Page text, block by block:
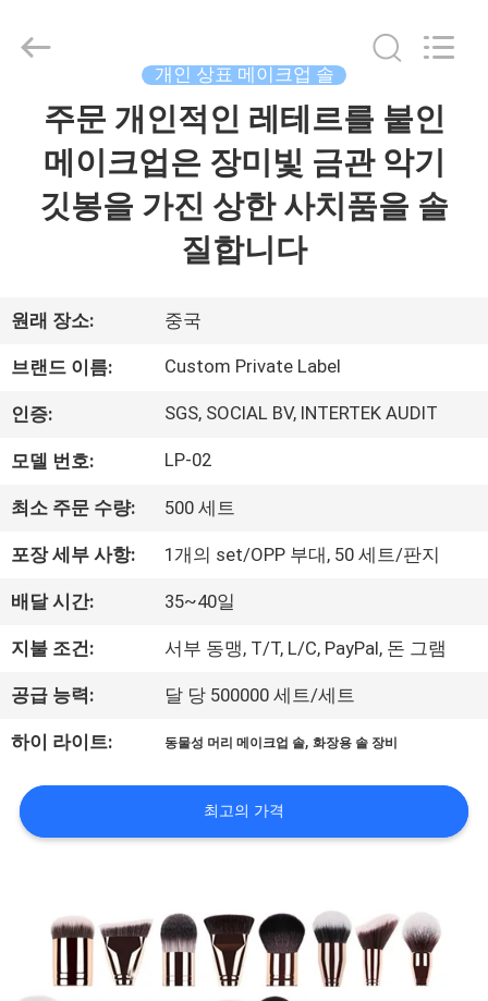
우
리
에
대
공
장
여
행
품
2017
Cosmetics
Reserved.
개인 상표 메이크업 솔
주문 개인적인 레테르를 붙인
메이크업은 장미빛 금관 악기
깃봉을 가진 상한 사치품을 솔
질합니다
원래 장소: 중국
브랜드 이름: Custom Private Label
인증: SGS, SOCIAL BV, INTERTEK AUDIT
모델 번호: LP-02
최소 주문 수량: 500 세트
포장 세부 사항: 1개의 set/OPP 부대, 50 세트/판지
배달 시간: 35~40일
지불 조건: 서부 동맹, T/T, L/C, PayPal, 돈 그램
공급 능력: 달 당 500000 세트/세트
하이 라이트: 동물성 머리 메이크업 솔,화장용 솔 장비
최고의 가격